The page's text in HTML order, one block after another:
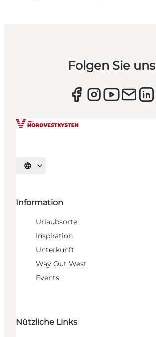
Folgen Sie uns
Sprache auswählen
Information
Urlaubsorte
Inspiration
Unterkunft
Way Out West
Events
Nützliche Links